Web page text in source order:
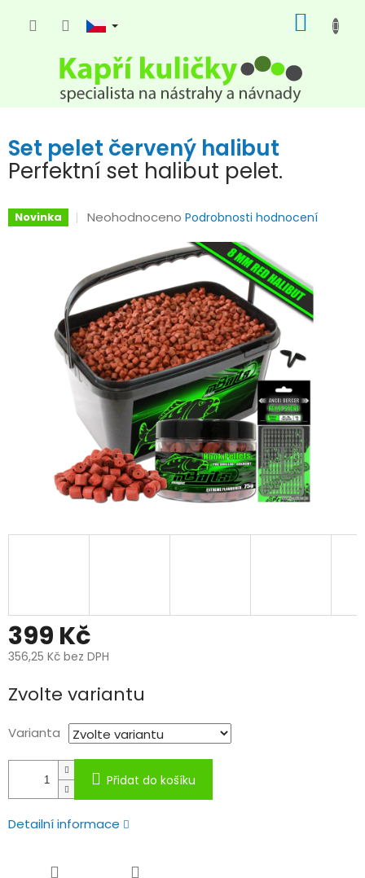
KOŠÍK
Set pelet červený halibut
Perfektní set halibut pelet.
Novinka
Průměrné
je
0,0
z
5
hvězdiček.
Neohodnoceno Podrobnosti hodnocení
399 Kč
356,25 Kč bez DPH
cena:
Zvolte variantu
Varianta
Přidat do košíku
Detailní informace